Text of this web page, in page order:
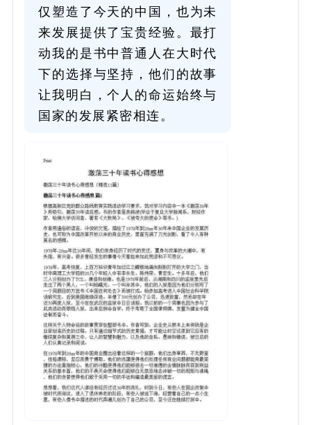
仅塑造了今天的中国，也为未
来发展提供了宝贵经验。最打
动我的是书中普通人在大时代
下的选择与坚持，他们的故事
让我明白，个人的命运始终与
国家的发展紧密相连。